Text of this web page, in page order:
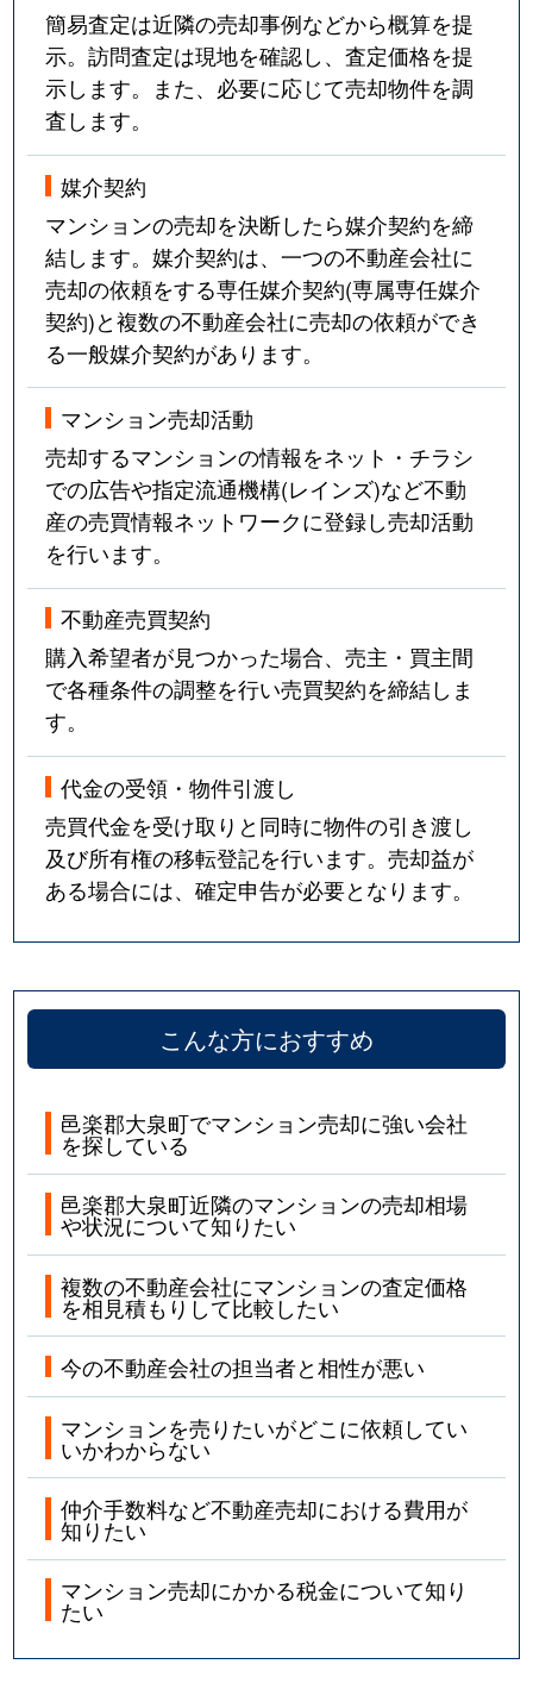
簡易査定は近隣の売却事例などから概算を提
示。訪問査定は現地を確認し、査定価格を提
示します。また、必要に応じて売却物件を調
査します。
媒介契約
マンションの売却を決断したら媒介契約を締
結します。媒介契約は、一つの不動産会社に
売却の依頼をする専任媒介契約(専属専任媒介
契約)と複数の不動産会社に売却の依頼ができ
る一般媒介契約があります。
マンション売却活動
売却するマンションの情報をネット・チラシ
での広告や指定流通機構(レインズ)など不動
産の売買情報ネットワークに登録し売却活動
を行います。
不動産売買契約
購入希望者が見つかった場合、売主・買主間
で各種条件の調整を行い売買契約を締結しま
す。
代金の受領・物件引渡し
売買代金を受け取りと同時に物件の引き渡し
及び所有権の移転登記を行います。売却益が
ある場合には、確定申告が必要となります。
こんな方におすすめ
邑楽郡大泉町でマンション売却に強い会社
を探している
邑楽郡大泉町近隣のマンションの売却相場
や状況について知りたい
複数の不動産会社にマンションの査定価格
を相見積もりして比較したい
今の不動産会社の担当者と相性が悪い
マンションを売りたいがどこに依頼してい
いかわからない
仲介手数料など不動産売却における費用が
知りたい
マンション売却にかかる税金について知り
たい